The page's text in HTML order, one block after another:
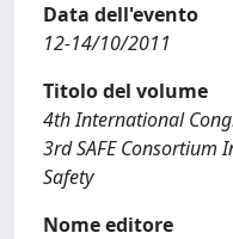
Data dell'evento
12-14/10/2011
Titolo del volume
4th International
3rd SAFE Consortium
Safety
Nome editore